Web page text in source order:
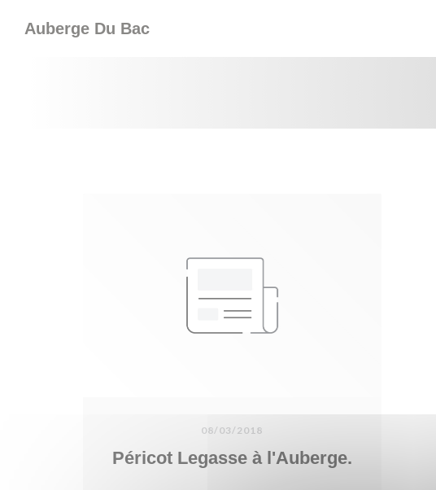
Auberge Du Bac
08/03/2018
Péricot Legasse à l'Auberge.